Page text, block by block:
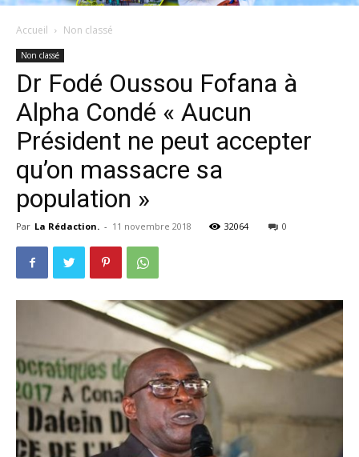
Accueil Non classé
Non classé
Dr Fodé Oussou Fofana à
Alpha Condé « Aucun
Président ne peut accepter
qu’on massacre sa
population »
Par La Rédaction. - 11 novembre 2018 32064 0